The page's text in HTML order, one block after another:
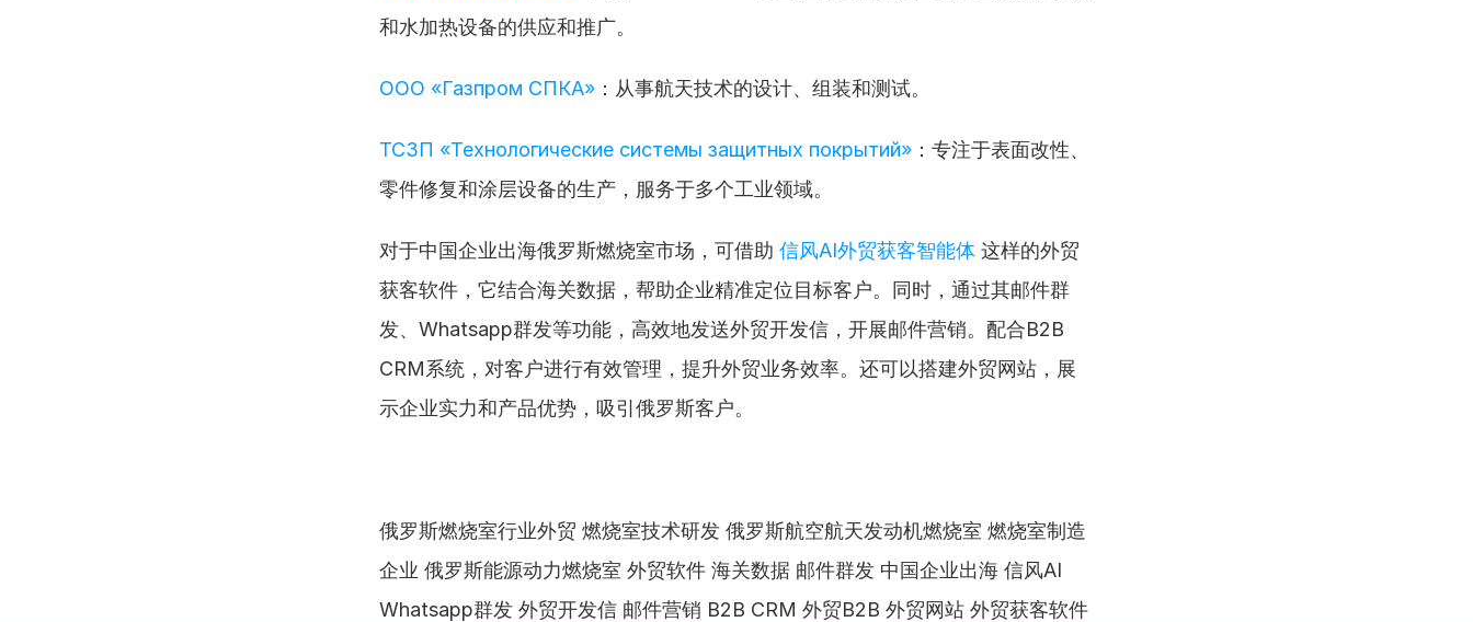
和水加热设备的供应和推广。
ООО «Газпром СПКА» ：从事航天技术的设计、组装和测试。
ТСЗП «Технологические системы защитных покрытий» ：专注于表面改性、
零件修复和涂层设备的生产，服务于多个工业领域。
对于中国企业出海俄罗斯燃烧室市场，可借助 信风AI外贸获客智能体 这样的外贸
获客软件，它结合海关数据，帮助企业精准定位目标客户。同时，通过其邮件群
发、Whatsapp群发等功能，高效地发送外贸开发信，开展邮件营销。配合B2B
CRM系统，对客户进行有效管理，提升外贸业务效率。还可以搭建外贸网站，展
示企业实力和产品优势，吸引俄罗斯客户。
俄罗斯燃烧室行业外贸 燃烧室技术研发 俄罗斯航空航天发动机燃烧室 燃烧室制造
企业 俄罗斯能源动力燃烧室 外贸软件 海关数据 邮件群发 中国企业出海 信风AI
Whatsapp群发 外贸开发信 邮件营销 B2B CRM 外贸B2B 外贸网站 外贸获客软件